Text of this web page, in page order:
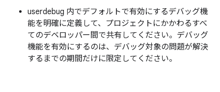
userdebug 内でデフォルトで有効にするデバッグ機
能を明確に定義して、プロジェクトにかかわるすべ
てのデベロッパー間で共有してください。デバッグ
機能を有効にするのは、デバッグ対象の問題が解決
するまでの期間だけに限定してください。